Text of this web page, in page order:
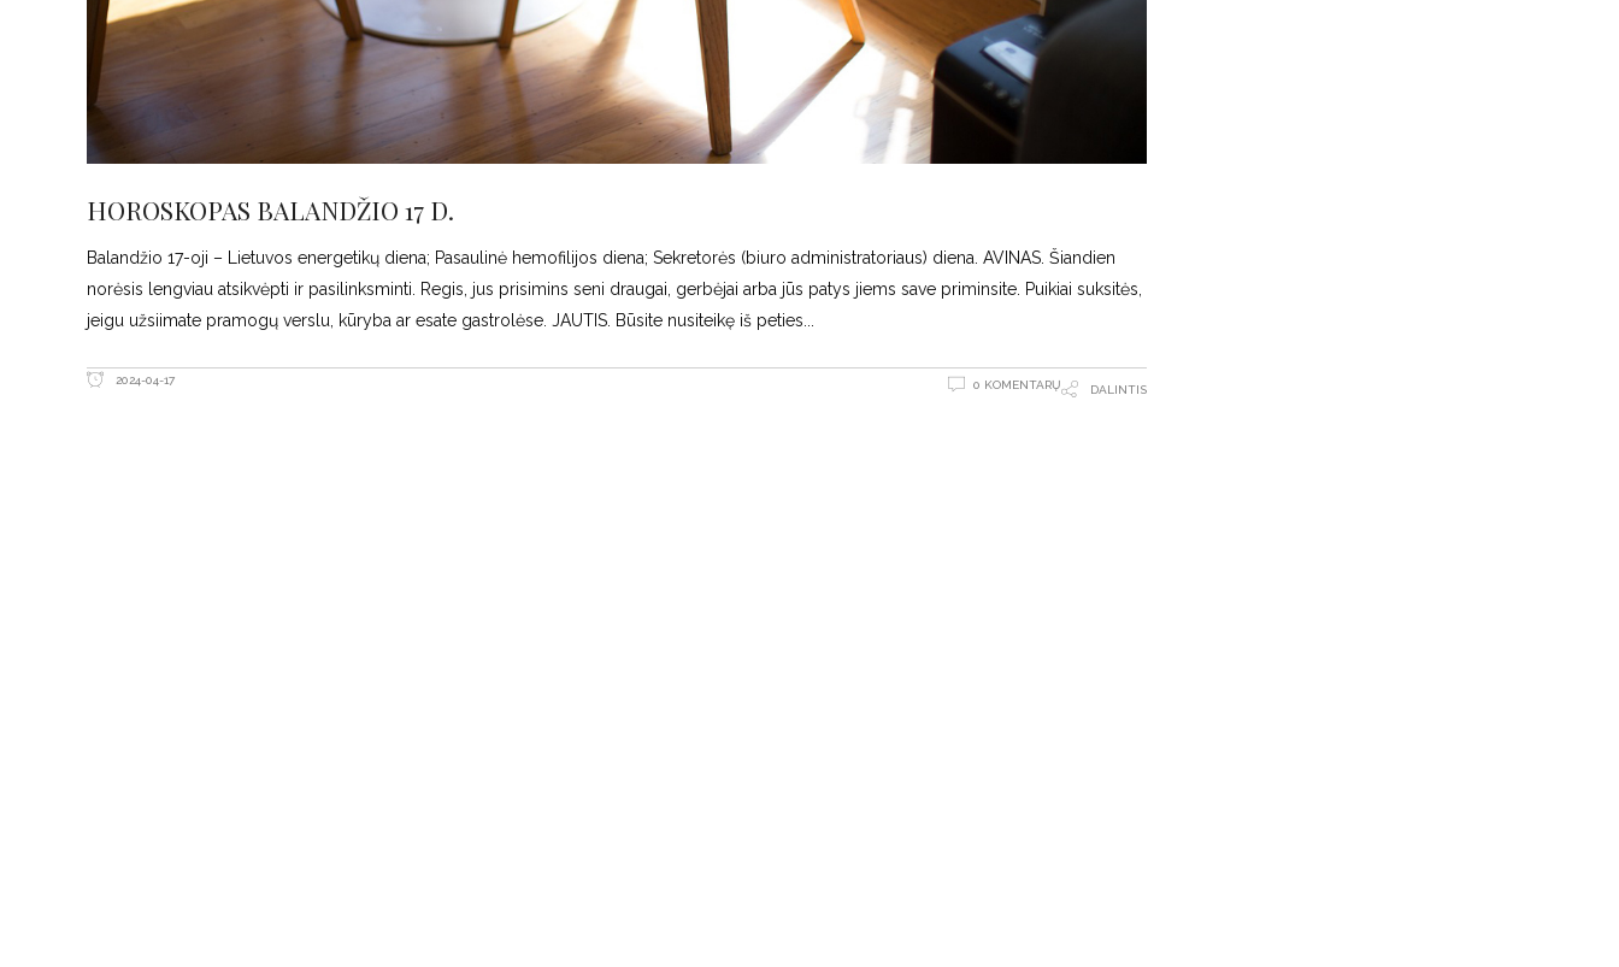
HOROSKOPAS BALANDŽIO 17 D.
Balandžio 17-oji – Lietuvos energetikų diena; Pasaulinė hemofilijos diena; Sekretorės (biuro administratoriaus) diena. AVINAS. Šiandien
norėsis lengviau atsikvėpti ir pasilinksminti. Regis, jus prisimins seni draugai, gerbėjai arba jūs patys jiems save priminsite. Puikiai suksitės,
jeigu užsiimate pramogų verslu, kūryba ar esate gastrolėse. JAUTIS. Būsite nusiteikę iš peties
2024-04-17 0 KOMENTARŲ DALINTIS